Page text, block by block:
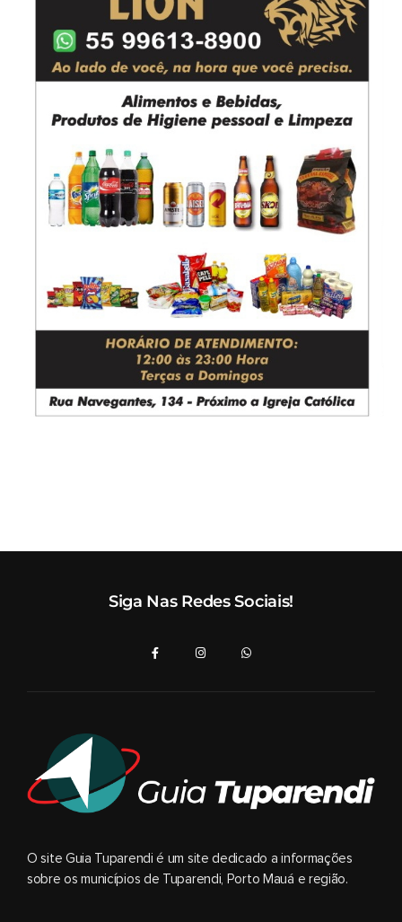
Siga Nas Redes Sociais!
O site Guia Tuparendi é um site dedicado a informações
sobre os municípios de Tuparendi, Porto Mauá e região.